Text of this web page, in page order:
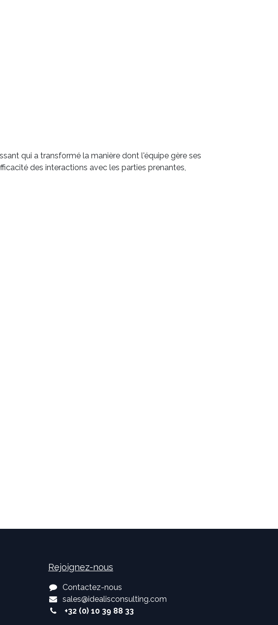
qui a transformé la manière dont l'équipe gère ses
des interactions avec les parties prenantes,
Rejoignez-nous
Contactez-nous
sales@idealisconsulting.com
+32 (0) 10 39 88 33